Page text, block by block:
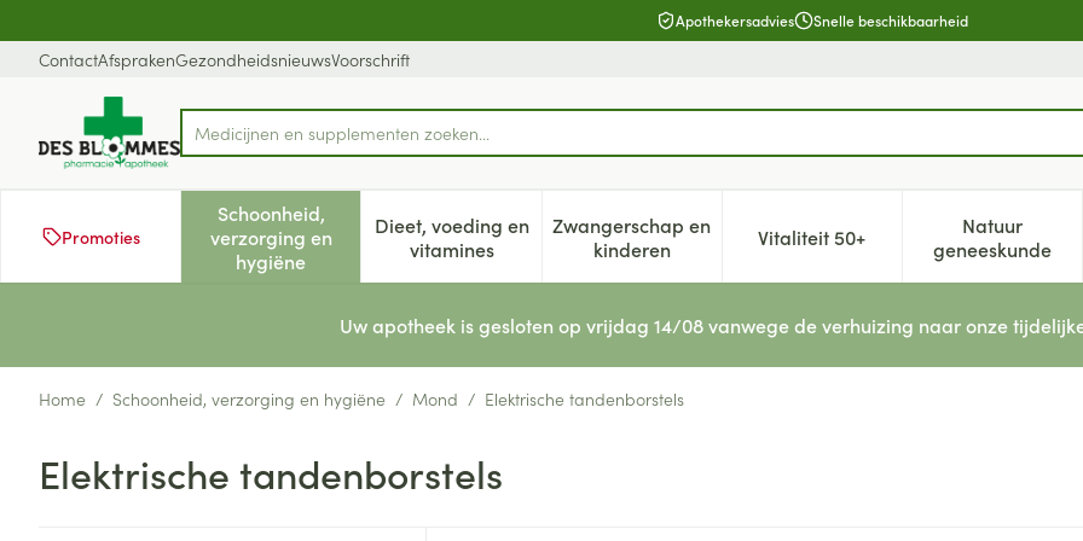
Apothekersadvies Snelle beschikbaarheid
ContactAfsprakenGezondheidsnieuwsVoorschrift
Product, merk, categorie...
Medicijnen en supple
Promoties
Schoonheid,
verzorging en
hygiëne
Toon submenu voor Schoonheid, verzorging en hygiëne categorie
Dieet, voeding en
vitaminesToon submenu voor Dieet, voeding en vitamines categorie
Zwangerschap en
kinderenToon submenu voor Zwangerschap en kinderen
Vitaliteit 50+Toon submenu voor Vitaliteit
Natuur
geneeskunde
Toon
Uw apotheek is gesloten op vrijdag 14/08 vanwege de verhuizing naar onze
Home / Schoonheid, verzorging en hygiëne / Mond / Elektrische tandenborstels
Elektrische tandenborstels